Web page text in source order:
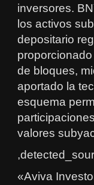
inversores.
los activos
depositario
de bloques,
aportado la
esquema
valores
«Aviva